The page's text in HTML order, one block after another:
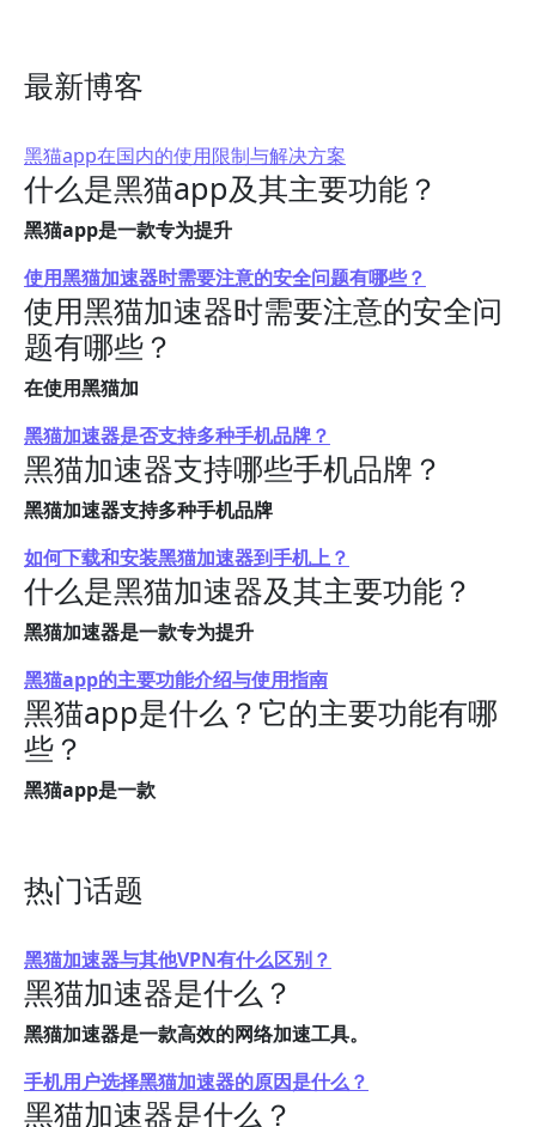
最新博客
黑猫app在国内的使用限制与解决方案
什么是黑猫app及其主要功能？
黑猫app是一款专为提升
使用黑猫加速器时需要注意的安全问题有哪些？
使用黑猫加速器时需要注意的安全问
题有哪些？
在使用黑猫加
黑猫加速器是否支持多种手机品牌？
黑猫加速器支持哪些手机品牌？
黑猫加速器支持多种手机品牌
如何下载和安装黑猫加速器到手机上？
什么是黑猫加速器及其主要功能？
黑猫加速器是一款专为提升
黑猫app的主要功能介绍与使用指南
黑猫app是什么？它的主要功能有哪
些？
黑猫app是一款
热门话题
黑猫加速器与其他VPN有什么区别？
黑猫加速器是什么？
黑猫加速器是一款高效的网络加速工具。
手机用户选择黑猫加速器的原因是什么？
黑猫加速器是什么？